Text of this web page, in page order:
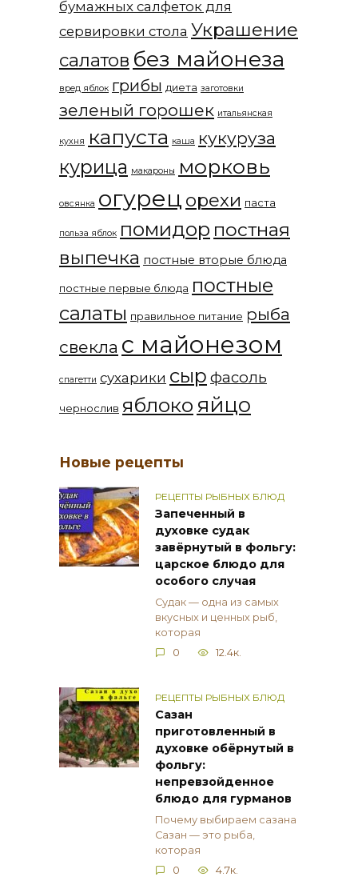
бумажных салфеток для
сервировки стола Украшение
салатов без майонеза
вред яблок грибы диета заготовки
зеленый горошек итальянская
кухня капуста каша кукуруза
курица макароны морковь
овсянка огурец орехи паста
польза яблок помидор постная
выпечка постные вторые блюда
постные первые блюда постные
салаты правильное питание рыба
свекла с майонезом
спагетти сухарики сыр фасоль
чернослив яблоко яйцо
Новые рецепты
РЕЦЕПТЫ РЫБНЫХ БЛЮД
Запеченный в
духовке судак
завёрнутый в фольгу:
царское блюдо для
особого случая
Судак — одна из самых
вкусных и ценных рыб,
которая
0
12.4к.
РЕЦЕПТЫ РЫБНЫХ БЛЮД
Сазан
приготовленный в
духовке обёрнутый в
фольгу:
непревзойденное
блюдо для гурманов
Почему выбираем сазана
Сазан — это рыба,
которая
0
4.7к.